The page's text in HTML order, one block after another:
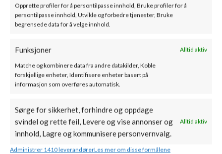
Opprette profiler for å persontilpasse innhold, Bruke profiler for å
persontilpasse innhold, Utvikle og forbedre tjenester, Bruke
begrensede data for å velge innhold.
Funksjoner Alltid aktiv
Matche og kombinere data fra andre datakilder, Koble
forskjellige enheter, Identifisere enheter basert på
informasjon som overføres automatisk.
Sørge for sikkerhet, forhindre og oppdage
svindel og rette feil, Levere og vise annonser og
innhold, Lagre og kommunisere personvernvalg.
Alltid aktiv
Administrer 1410 leverandørerLes mer om disse formålene
PRODUKTKATEGORIER
PEISKONGEN AS
Forusparken 20, 4031 Stavanger